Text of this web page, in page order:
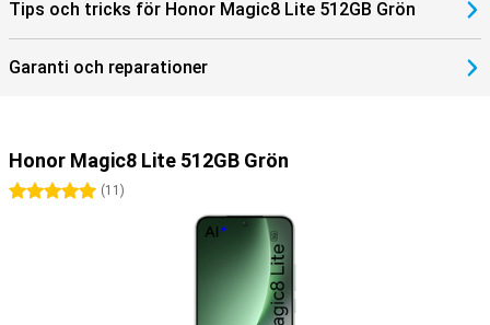
Tips och tricks för Honor Magic8 Lite 512GB Grön
Garanti och reparationer
Honor Magic8 Lite 512GB Grön
5 stjärnor
(11 )